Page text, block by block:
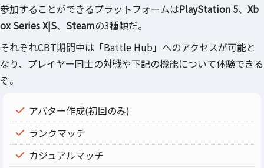
参加することができるプラットフォームはPlayStation 5、 Xb
ox Series X|S、 Steamの3種類だ。
それぞれCBT期間中は「Battle Hub」へのアクセスが可能と
なり、プレイヤー同士の対戦や下記の機能について体験できる
ぞ。
アバター作成(初回のみ)
ランクマッチ
カジュアルマッチ